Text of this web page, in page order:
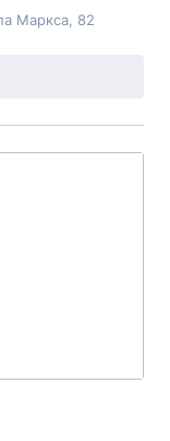
Маркса , 82